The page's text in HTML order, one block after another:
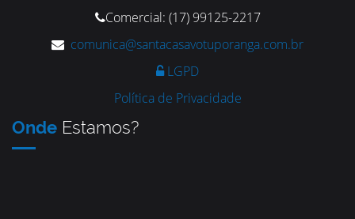
Comercial: (17) 99125-2217
comunica@santacasavotuporanga.com.br
LGPD
Política de Privacidade
Onde Estamos?